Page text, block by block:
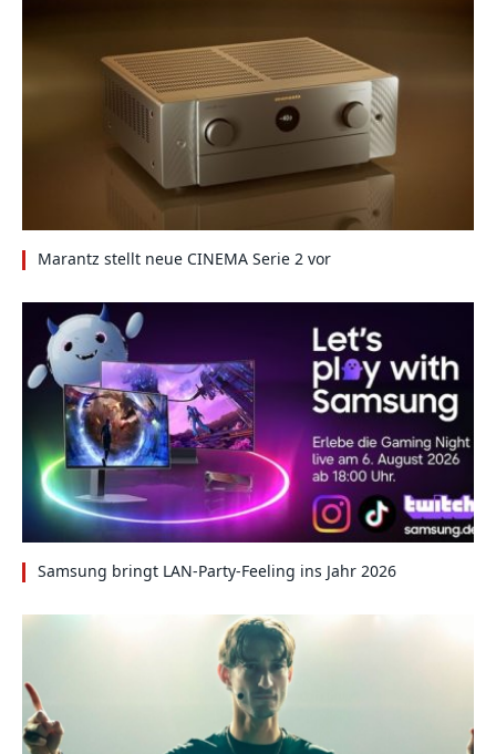
Marantz stellt neue CINEMA Serie 2 vor
Samsung bringt LAN-Party-Feeling ins Jahr 2026